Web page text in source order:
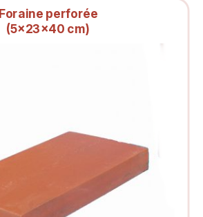
Foraine perforée
(5x23x40 cm)